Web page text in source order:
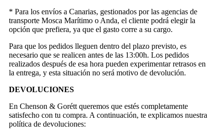
* Para los envíos a Canarias, gestionados por las agencias de
transporte Mosca Marítimo o Anda, el cliente podrá elegir la
opción que prefiera, ya que el gasto corre a su cargo.
Para que los pedidos lleguen dentro del plazo previsto, es
necesario que se realicen antes de las 13:00h. Los pedidos
realizados después de esa hora pueden experimentar retrasos en
la entrega, y esta situación no será motivo de devolución.
DEVOLUCIONES
En Chenson & Gorétt queremos que estés completamente
satisfecho con tu compra. A continuación, te explicamos nuestra
política de devoluciones: